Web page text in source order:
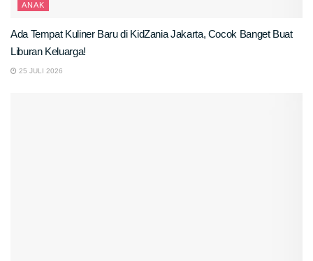
ANAK
Ada Tempat Kuliner Baru di KidZania Jakarta, Cocok Banget Buat
Liburan Keluarga!
25 JULI 2026